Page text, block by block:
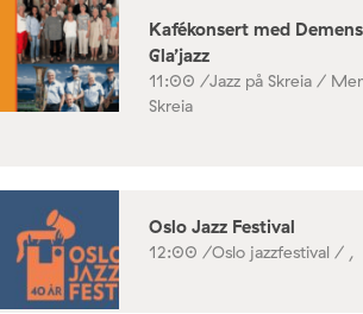
Kafékonsert med
Gla’jazz
11:00 /Jazz på Skreia /
Skreia
Oslo Jazz Festival
12:00 /Oslo jazzfestival / ,